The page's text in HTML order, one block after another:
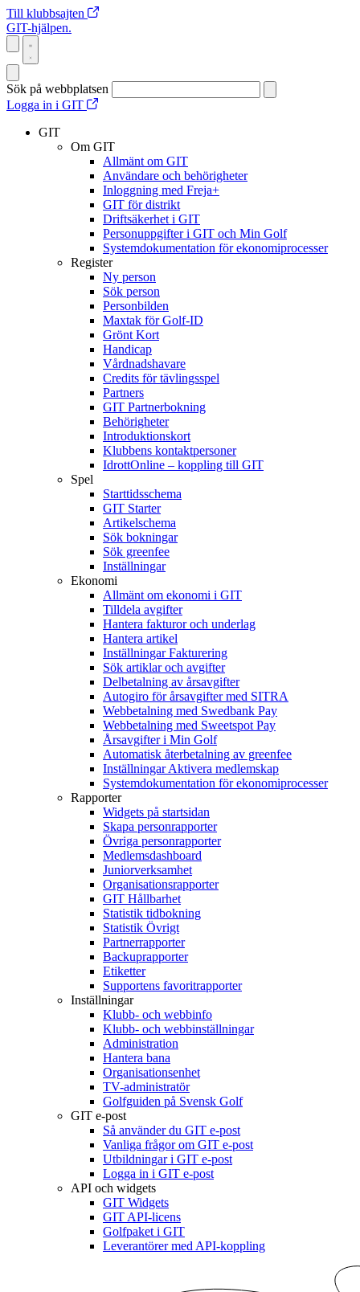
Till klubbsajten
GIT-hjälpen.
Sök på webbplatsen
Logga in i GIT
GIT
Om GIT
Allmänt om GIT
Användare och behörigheter
Inloggning med Freja+
GIT för distrikt
Driftsäkerhet i GIT
Personuppgifter i GIT och Min Golf
Systemdokumentation för ekonomiprocesser
Register
Ny person
Sök person
Personbilden
Maxtak för Golf-ID
Grönt Kort
Handicap
Vårdnadshavare
Credits för tävlingsspel
Partners
GIT Partnerbokning
Behörigheter
Introduktionskort
Klubbens kontaktpersoner
IdrottOnline – koppling till GIT
Spel
Starttidsschema
GIT Starter
Artikelschema
Sök bokningar
Sök greenfee
Inställningar
Ekonomi
Allmänt om ekonomi i GIT
Tilldela avgifter
Hantera fakturor och underlag
Hantera artikel
Inställningar Fakturering
Sök artiklar och avgifter
Delbetalning av årsavgifter
Autogiro för årsavgifter med SITRA
Webbetalning med Swedbank Pay
Webbetalning med Sweetspot Pay
Årsavgifter i Min Golf
Automatisk återbetalning av greenfee
Inställningar Aktivera medlemskap
Systemdokumentation för ekonomiprocesser
Rapporter
Widgets på startsidan
Skapa personrapporter
Övriga personrapporter
Medlemsdashboard
Juniorverksamhet
Organisationsrapporter
GIT Hållbarhet
Statistik tidbokning
Statistik Övrigt
Partnerrapporter
Backuprapporter
Etiketter
Supportens favoritrapporter
Inställningar
Klubb- och webbinfo
Klubb- och webbinställningar
Administration
Hantera bana
Organisationsenhet
TV-administratör
Golfguiden på Svensk Golf
GIT e-post
Så använder du GIT e-post
Vanliga frågor om GIT e-post
Utbildningar i GIT e-post
Logga in i GIT e-post
API och widgets
GIT Widgets
GIT API-licens
Golfpaket i GIT
Leverantörer med API-koppling